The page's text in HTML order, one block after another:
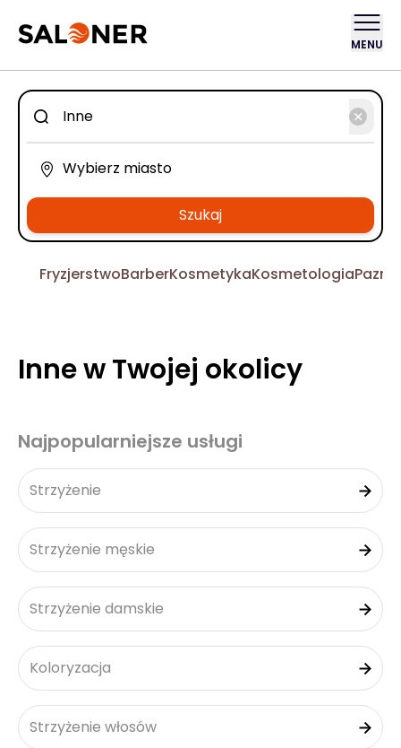
MENU
Szukaj
FryzjerstwoBarberKosmetykaKosmetologia
Inne w Twojej okolicy
Najpopularniejsze usługi
Strzyżenie
Strzyżenie męskie
Strzyżenie damskie
Koloryzacja
Strzyżenie włosów